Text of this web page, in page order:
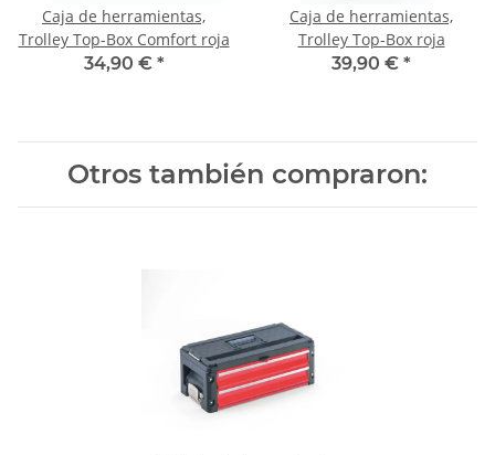
Caja de herramientas,
Trolley Top-Box Comfort roja
34,90 € *
Caja de herramientas,
Trolley Top-Box roja
39,90 € *
Otros también compraron: